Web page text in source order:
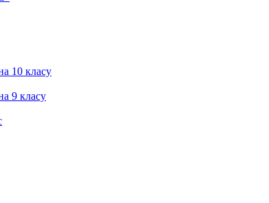
10 класу
9 класу